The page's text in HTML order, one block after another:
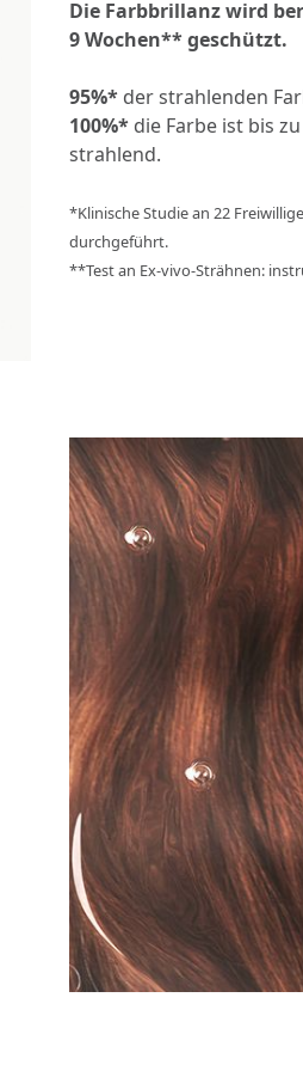
Die Farbbrillanz wird
9 Wochen** geschützt.
95%* der strahlenden
100%* die Farbe ist bis
strahlend.
*Klinische Studie an 22
durchgeführt.
**Test an Ex-vivo-Strähnen: